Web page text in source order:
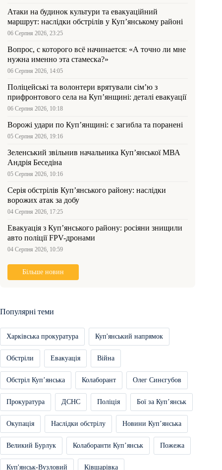
Атаки на будинок культури та евакуаційний
маршрут: наслідки обстрілів у Куп’янському районі
06 Серпня 2026, 23:25
Вопрос, с которого всё начинается: «А точно ли мне
нужна именно эта стамеска?»
06 Серпня 2026, 14:05
Поліцейські та волонтери врятували сім’ю з
прифронтового села на Куп’янщині: деталі евакуації
06 Серпня 2026, 10:18
Ворожі удари по Куп’янщині: є загибла та поранені
05 Серпня 2026, 19:16
Зеленський звільнив начальника Купʼянської МВА
Андрія Беседіна
05 Серпня 2026, 10:16
Серія обстрілів Куп’янського району: наслідки
ворожих атак за добу
04 Серпня 2026, 17:25
Евакуація з Куп’янського району: росіяни знищили
авто поліції FPV-дронами
04 Серпня 2026, 10:59
Більше новин
Популярні теми
Харківська прокуратура Куп'янський напрямок
Обстріли Евакуація Війна
Обстріл Купʼянська Колаборант Олег Синєгубов
Прокуратура ДСНС Поліція Бої за Купʼянськ
Окупація Наслідки обстрілу Новини Купʼянська
Великий Бурлук Колаборанти Купʼянськ Пожежа
Куп'янськ-Вузловий Ківшарівка